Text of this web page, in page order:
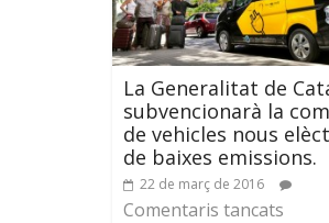
La Generalitat de
subvencionarà la
de vehicles nous
de baixes emissions.
22 de març de 2016
Comentaris tancats